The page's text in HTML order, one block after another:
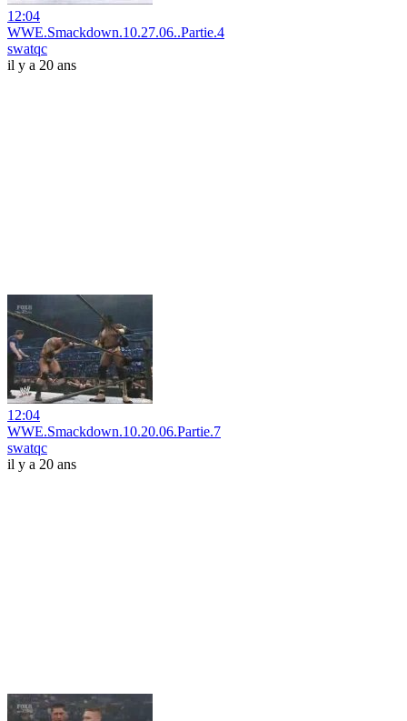
12:04
WWE.Smackdown.10.27.06..Partie.4
swatqc
il y a 20 ans
12:04
WWE.Smackdown.10.20.06.Partie.7
swatqc
il y a 20 ans